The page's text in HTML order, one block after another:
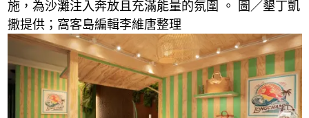
施，為沙灘注入奔放且充滿能量的氛圍 。 圖／墾丁凱
撒提供；窩客島編輯李維唐整理